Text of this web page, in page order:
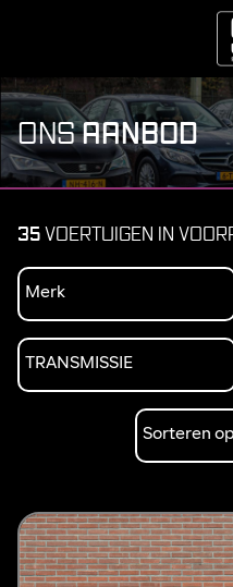
ONSAANBOD
35VOERTUIGEN IN